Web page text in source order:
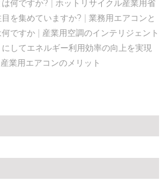
何ですか? | ホットリサイクル産業用省
を集めていますか? | 業務用エアコンと
ですか | 産業用空調のインテリジェント
してエネルギー利用効率の向上を実現
産業用エアコンのメリット